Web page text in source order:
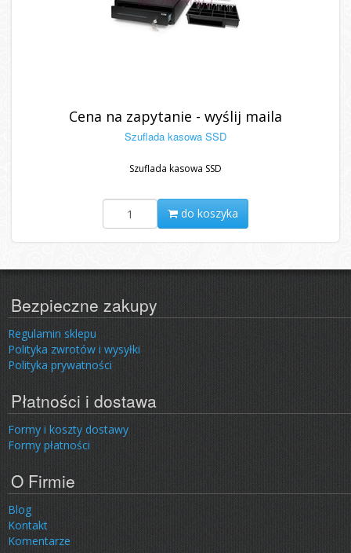
Cena na zapytanie - wyślij maila
Szuflada kasowa SSD
Szuflada kasowa SSD
do koszyka
Bezpieczne zakupy
Regulamin sklepu
Polityka zwrotów i wysyłki
Polityka prywatności
Płatności i dostawa
Formy i koszty dostawy
Formy płatności
O Firmie
Blog
Kontakt
Komentarze